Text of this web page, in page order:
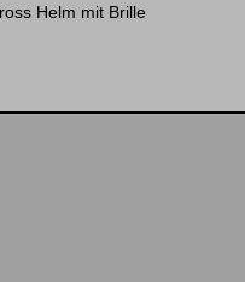
Helm mit Brille